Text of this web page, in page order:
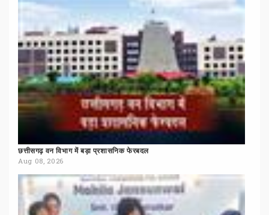
छत्तीसगढ़ वन विभाग में बड़ा प्रशासनिक फेरबदल
Aug 08, 2026